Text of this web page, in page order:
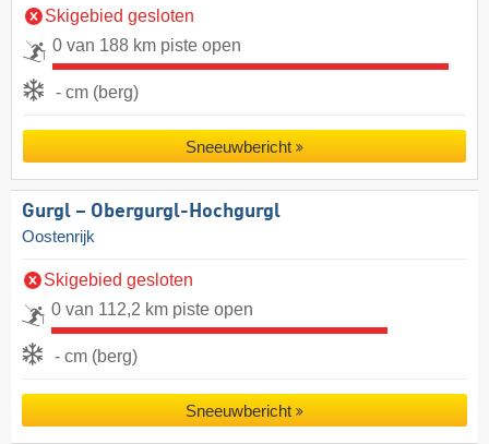
Skigebied gesloten
0 van 188 km piste open
- cm (berg)
Sneeuwbericht
Gurgl – Obergurgl-Hochgurgl
Oostenrijk
Skigebied gesloten
0 van 112,2 km piste open
- cm (berg)
Sneeuwbericht